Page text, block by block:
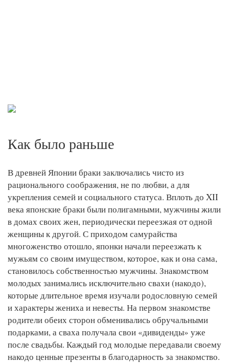
Как было раньше
В древней Японии браки заключались чисто из
рационального соображения, не по любви, а для
укрепления семей и социального статуса. Вплоть до XII
века японские браки были полигамными, мужчины жили
в домах своих жен, периодически переезжая от одной
женщины к другой. С приходом самурайства
многоженство отошло, японки начали переезжать к
мужьям со своим имуществом, которое, как и она сама,
становилось собственностью мужчины. Знакомством
молодых занимались исключительно свахи (накодо),
которые длительное время изучали родословную семей
и характеры жениха и невесты. На первом знакомстве
родители обеих сторон обменивались обручальными
подарками, а сваха получала свои «дивиденды» уже
после свадьбы. Каждый год молодые передавали своему
накодо ценные презенты в благодарность за знакомство.